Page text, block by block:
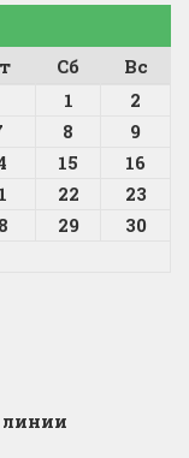
Сб
Вс
1
2
8
9
15
16
22
23
29
30
линии